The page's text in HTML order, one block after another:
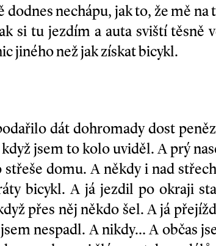
dodnes nechápu, jak to, že mě
si tu jezdím a auta sviští těsně
jiného než jak získat bicykl.
dát dohromady dost
jsem to kolo uviděl. A prý
domu. A někdy i nad
bicykl. A já jezdil po okraji
přes něj někdo šel. A já
nespadl. A nikdy… A občas